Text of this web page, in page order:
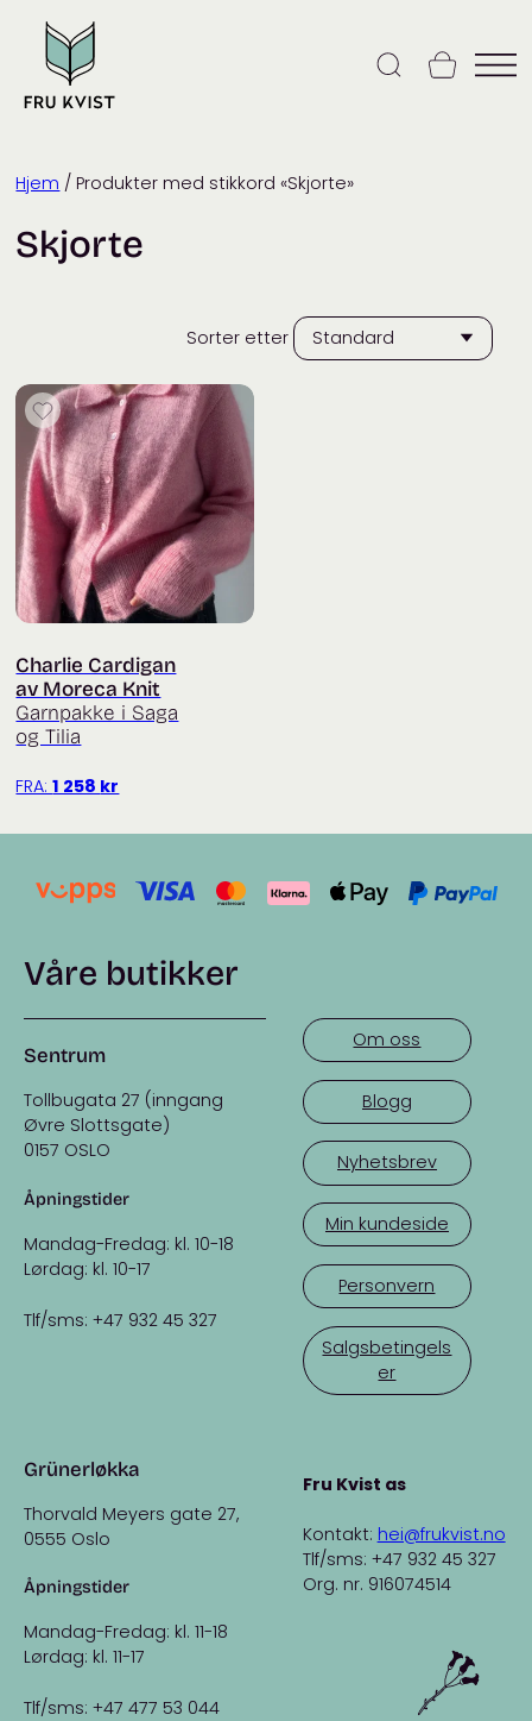
content
Hjem / Produkter med stikkord «Skjorte»
Skjorte
Sorter etter
Charlie Cardigan
av Moreca Knit
Garnpakke i Saga
og Tilia
FRA:1 258 kr
Våre butikker
Sentrum
Tollbugata 27 (inngang
Øvre Slottsgate)
0157 OSLO
Åpningstider
Mandag-Fredag: kl. 10-18
Lørdag: kl. 10-17
Tlf/sms: +47 932 45 327
Grünerløkka
Thorvald Meyers gate 27,
0555 Oslo
Åpningstider
Mandag-Fredag: kl. 11-18
Lørdag: kl. 11-17
Tlf/sms: +47 477 53 044
Om oss
Blogg
Nyhetsbrev
Min kundeside
Personvern
Salgsbetingels
er
Fru Kvist as
Kontakt: hei@frukvist.no
Tlf/sms: +47 932 45 327
Org. nr. 916074514